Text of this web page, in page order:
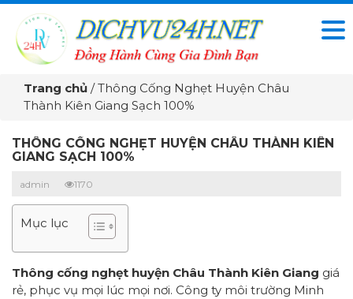
Trang chủ /Thông Cống Nghẹt Huyện Châu
Thành Kiên Giang Sạch 100%
THÔNG CỐNG NGHẸT HUYỆN CHÂU THÀNH KIÊN
GIANG SẠCH 100%
admin 1170
Mục lục
Thông cống nghẹt huyện Châu Thành Kiên Giang giá
rẻ, phục vụ mọi lúc mọi nơi. Công ty môi trường Minh